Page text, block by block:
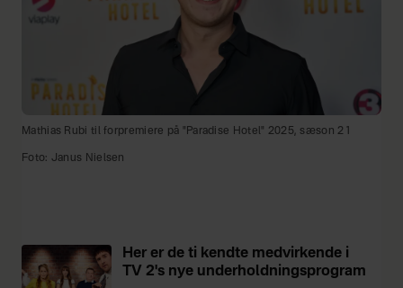
Mathias Rubi til forpremiere på "Paradise Hotel" 2025, sæson 21
Foto: Janus Nielsen
Her er de ti kendte medvirkende i
TV 2's nye underholdningsprogram